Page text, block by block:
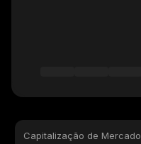
Capitalização de Mercado